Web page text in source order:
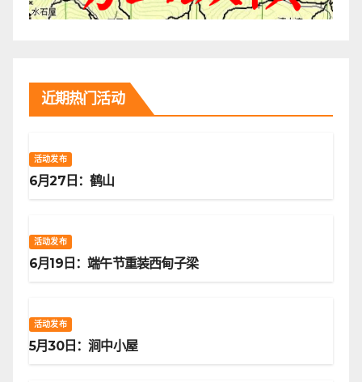
近期热门活动
活动发布
6月27日：鹤山
活动发布
6月19日：端午节重装西甸子梁
活动发布
5月30日：涧中小屋